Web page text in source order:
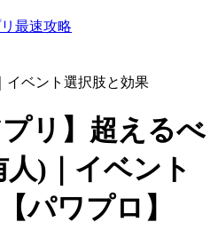
最速攻略
イベント選択肢と効果
プリ】超えるべ
)｜イベント
パワプロ】